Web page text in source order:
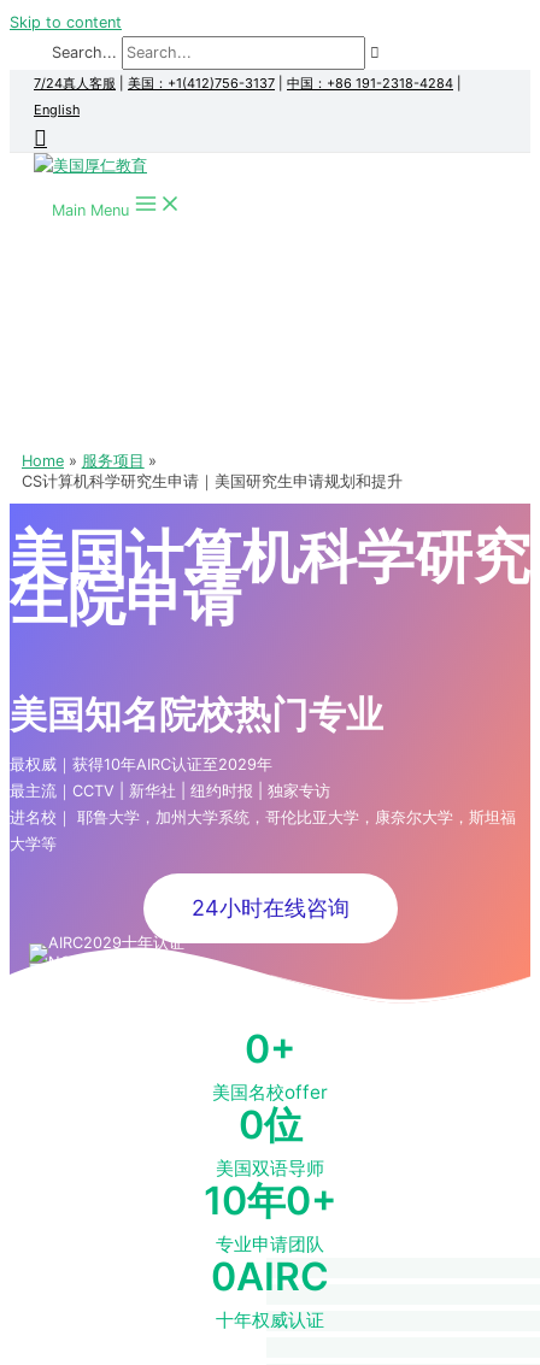
Skip to content
Search...
7/24真人客服 美国：+1(412)756-3137 中国：+86 191-2318-4284
English
Main Menu
Home
服务项目
CS计算机科学研究生申请｜美国研究生申请规划和提升
美国计算机科学研究
生院申请
美国知名院校热门专业
最权威｜获得10年AIRC认证至2029年
最主流｜CCTV | 新华社 | 纽约时报 | 独家专访
进名校｜ 耶鲁大学，加州大学系统，哥伦比亚大学，康奈尔大学，斯坦福
大学等
24小时在线咨询
0+
美国名校offer
0位
美国双语导师
10年0+
专业申请团队
0AIRC
十年权威认证